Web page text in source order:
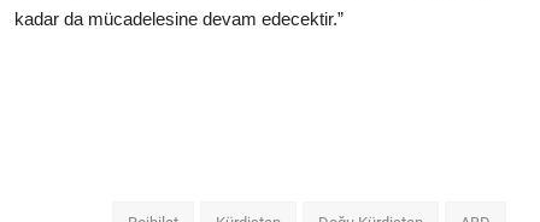
kadar da mücadelesine devam edecektir.”